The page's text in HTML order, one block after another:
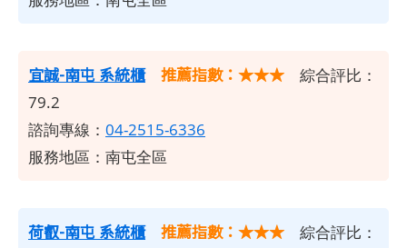
宜誠-南屯 系統櫃 推薦指數：★★★ 綜合評比：
79.2
諮詢專線： 04-2515-6336
服務地區：南屯全區
荷叡-南屯 系統櫃 推薦指數：★★★ 綜合評比：